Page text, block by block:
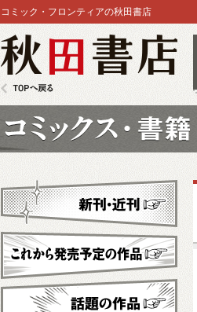
コミック・フロンティアの秋田書店
新刊・近刊
これから発売予定